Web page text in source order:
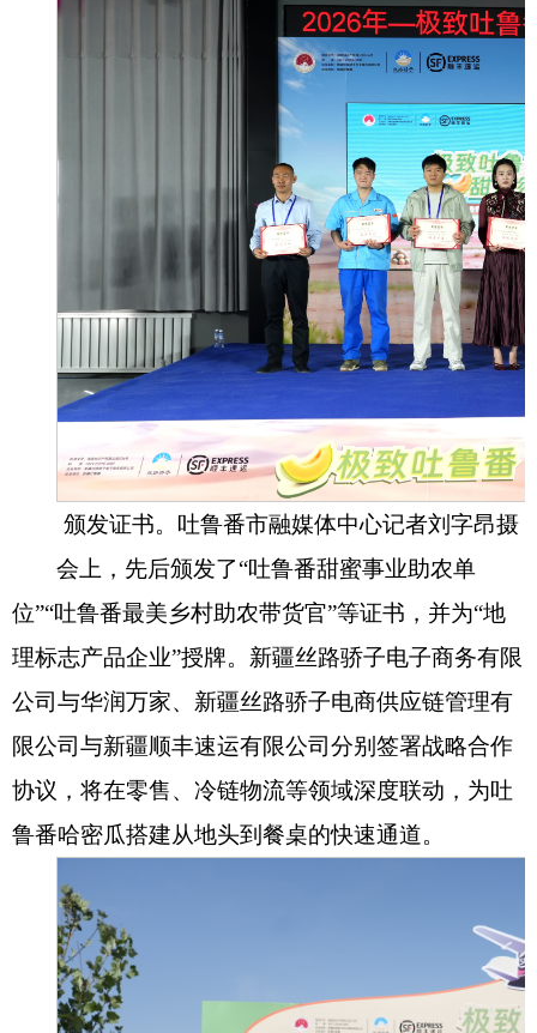
颁发证书。吐鲁番市融媒体中心记者刘字昂摄
会上，先后颁发了“吐鲁番甜蜜事业助农单
位”“吐鲁番最美乡村助农带货官”等证书，并为“地
理标志产品企业”授牌。新疆丝路骄子电子商务有限
公司与华润万家、新疆丝路骄子电商供应链管理有
限公司与新疆顺丰速运有限公司分别签署战略合作
协议，将在零售、冷链物流等领域深度联动，为吐
鲁番哈密瓜搭建从地头到餐桌的快速通道。